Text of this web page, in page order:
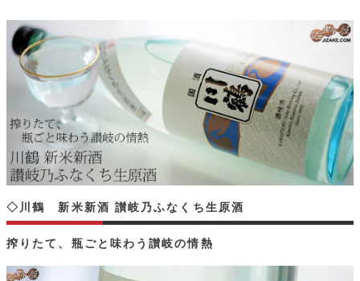
搾りたて、瓶ごと味わう讃岐の情熱
◇川鶴 新米新酒 讃岐乃ふなくち生原酒